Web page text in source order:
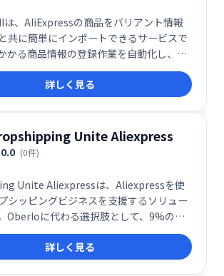
、AliExpressの商品をバリアント情報
共に簡単にインポートできるサービスで
かる商品情報の登録作業を自動化し、迅
ト運営を支援します。効率的なドロップシ
現し、ビジネスの成長を加速させます。
詳しく見る
Unite Aliexpress
0.0 (0件)
Unite Aliexpressは、Aliexpressを使
シッピングビジネスを支援するソリュー
Oberloに代わる選択肢として、9%の報
効率的な商品仕入れと販売を可能にしま
も扱いやすく、ドロップシッピングビジ
サポートします。
詳しく見る